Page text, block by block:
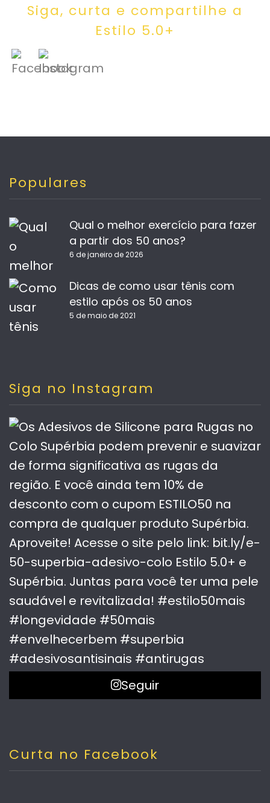
Siga, curta e compartilhe a
Estilo 5.0+
Populares
Qual o melhor exercício para fazer
a partir dos 50 anos?
6 de janeiro de 2026
Dicas de como usar tênis com
estilo após os 50 anos
5 de maio de 2021
Siga no Instagram
Seguir
Curta no Facebook